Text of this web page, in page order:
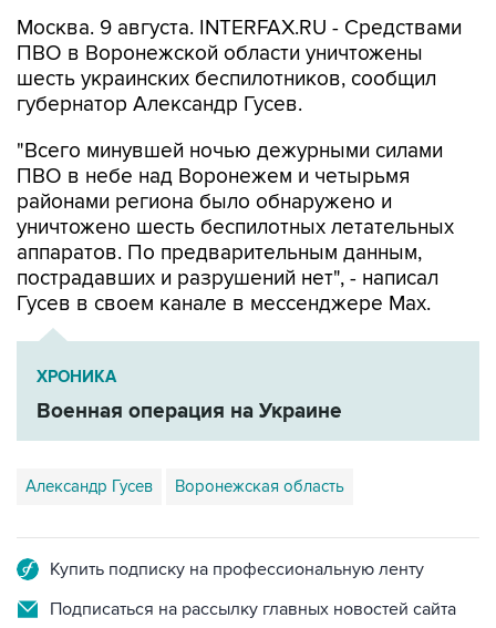
Москва. 9 августа. INTERFAX.RU - Средствами
ПВО в Воронежской области уничтожены
шесть украинских беспилотников, сообщил
губернатор Александр Гусев.
"Всего минувшей ночью дежурными силами
ПВО в небе над Воронежем и четырьмя
районами региона было обнаружено и
уничтожено шесть беспилотных летательных
аппаратов. По предварительным данным,
пострадавших и разрушений нет", - написал
Гусев в своем канале в мессенджере Max.
ХРОНИКА
Военная операция на Украине
Александр Гусев Воронежская область
Купить подписку на профессиональную ленту
Подписаться на рассылку главных новостей сайта